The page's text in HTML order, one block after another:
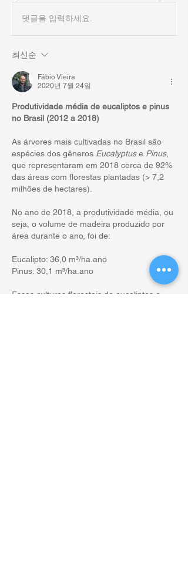
댓글을 입력하세요.
최신순
Fábio Vieira
2020년 7월 24일
Produtividade média de eucaliptos e pinus
no Brasil (2012 a 2018)
As árvores mais cultivadas no Brasil são
espécies dos gêneros Eucalyptus e Pinus,
que representaram em 2018 cerca de 92%
das áreas com florestas plantadas (> 7,2
milhões de hectares).
No ano de 2018, a produtividade média, ou
seja, o volume de madeira produzido por
área durante o ano, foi de:
Eucalipto: 36,0 m³/ha.ano
Pinus: 30,1 m³/ha.ano
Essas culturas florestais de eucaliptos e